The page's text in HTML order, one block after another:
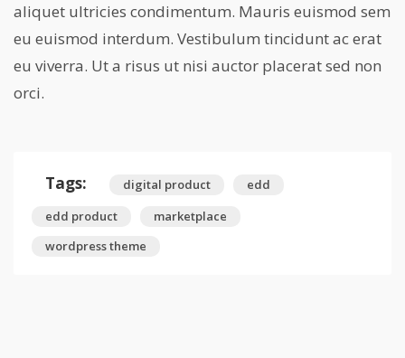
aliquet ultricies condimentum. Mauris euismod sem
eu euismod interdum. Vestibulum tincidunt ac erat
eu viverra. Ut a risus ut nisi auctor placerat sed non
orci.
Tags: digital product
edd
edd product
marketplace
wordpress theme